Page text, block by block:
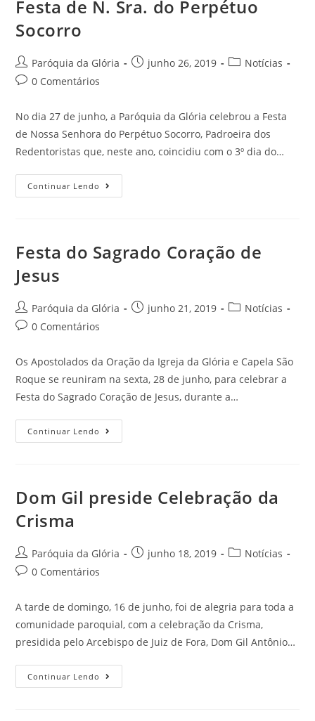
Festa de N. Sra. do Perpétuo
Socorro
Paróquia da Glória junho 26, 2019
Notícias
0 Comentários
No dia 27 de junho, a Paróquia da Glória celebrou a Festa
de Nossa Senhora do Perpétuo Socorro, Padroeira dos
Redentoristas que, neste ano, coincidiu com o 3º dia do…
Continuar Lendo
Festa do Sagrado Coração de
Jesus
Paróquia da Glória junho 21, 2019
Notícias
0 Comentários
Os Apostolados da Oração da Igreja da Glória e Capela São
Roque se reuniram na sexta, 28 de junho, para celebrar a
Festa do Sagrado Coração de Jesus, durante a…
Continuar Lendo
Dom Gil preside Celebração da
Crisma
Paróquia da Glória junho 18, 2019
Notícias
0 Comentários
A tarde de domingo, 16 de junho, foi de alegria para toda a
comunidade paroquial, com a celebração da Crisma,
presidida pelo Arcebispo de Juiz de Fora, Dom Gil Antônio…
Continuar Lendo